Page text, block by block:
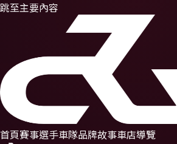
跳至主要內容
首頁賽事選手車隊品牌故事車店導覽